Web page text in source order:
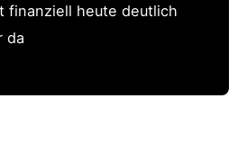
finanziell heute deutlich
da